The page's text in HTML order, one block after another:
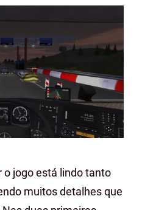
o jogo está lindo tanto
muitos detalhes que